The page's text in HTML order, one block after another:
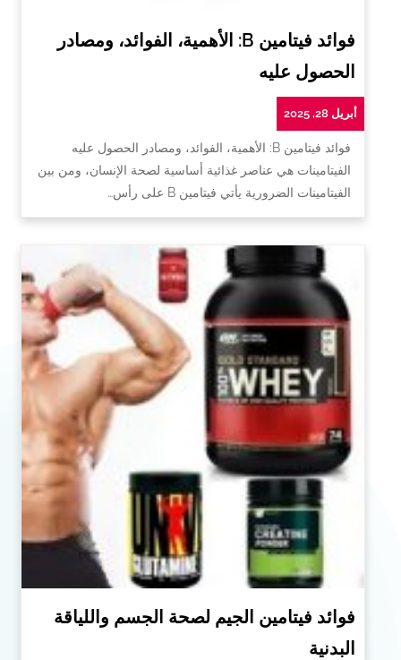
فوائد فيتامين B: الأهمية، الفوائد، ومصادر
الحصول عليه
أبريل 28, 2025
فوائد فيتامين B: الأهمية، الفوائد، ومصادر الحصول عليه
الفيتامينات هي عناصر غذائية أساسية لصحة الإنسان، ومن بين
الفيتامينات الضرورية يأتي فيتامين B على رأس…
فوائد فيتامين الجيم لصحة الجسم واللياقة
البدنية